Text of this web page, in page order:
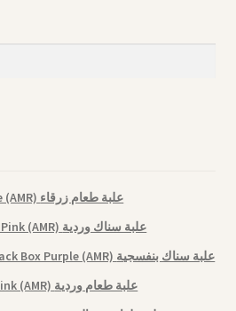
Lunch Box Blue (AMR) علبة طعام زرقاء
Snack Box Pink (AMR) علبة سناك وردية
Snack Box Purple (AMR) علبة سناك بنفسجية
Lunch Box Pink (AMR) علبة طعام وردية